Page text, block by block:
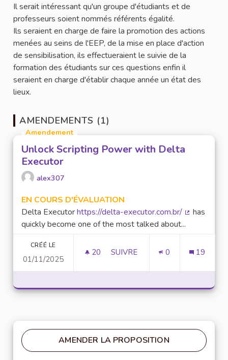
Il serait intéressant qu'un groupe d'étudiants et de
professeurs soient nommés référents égalité.
Ils seraient en charge de faire la promotion des actions
menées au seins de l'EEP, de la mise en place d'action
de sensibilisation, ils effectueraient le suivie de la
formation des étudiants sur ces questions enfin il
seraient en charge d'établir chaque année un état des
lieux.
AMENDEMENTS (1)
Amendement
Unlock Scripting Power with Delta
Executor
alex307
EN COURS D'ÉVALUATION
Delta Executorhttps://delta-executor.com.br/
has
quickly become one of the most talked about...
CRÉÉ LE
01/11/2025
20 20 ABONNÉS
SUIVRE 0 19
AMENDER LA PROPOSITION